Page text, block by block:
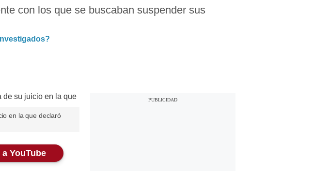
con los que se buscaban suspender sus
en la que declaró
YouTube